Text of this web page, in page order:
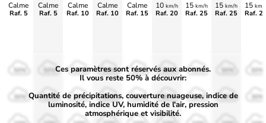
Calme
Raf. 5
Calme
Raf. 5
Calme
Raf. 10
Calme
Raf. 10
Calme
Raf. 15
10 km/h
Raf. 20
15 km/h
Raf. 25
15 km/h
Raf. 25
15 km/
Raf.
50%
30%
50%
30%
50%
30%
50%
30%
50%
30%
50%
30%
50%
30% 30% 30%
Ces paramètres sont réservés aux abonnés.
Il vous reste 50% à découvrir:
Quantité de précipitations, couverture nuageuse, indice de
luminosité, indice UV, humidité de l'air, pression
atmosphérique et visibilité.